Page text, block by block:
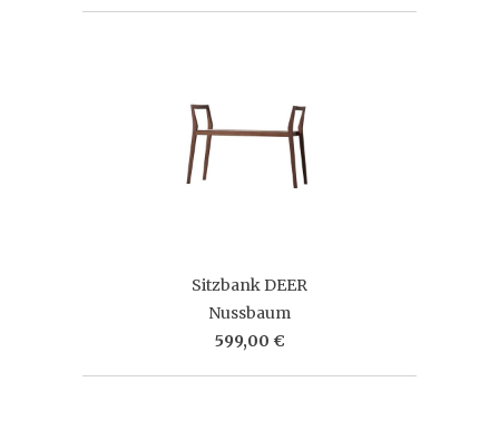
Sitzbank DEER
Nussbaum
599,00 €